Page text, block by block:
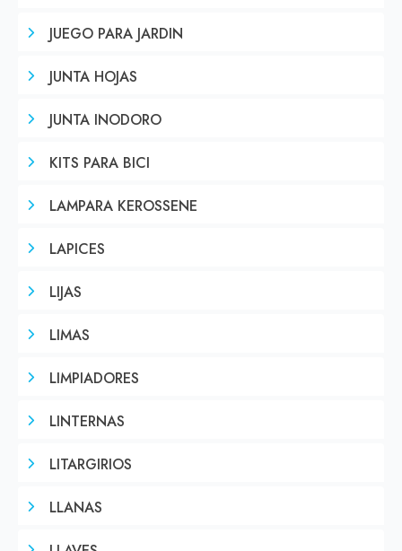
JUEGO PARA JARDIN
JUNTA HOJAS
JUNTA INODORO
KITS PARA BICI
LAMPARA KEROSSENE
LAPICES
LIJAS
LIMAS
LIMPIADORES
LINTERNAS
LITARGIRIOS
LLANAS